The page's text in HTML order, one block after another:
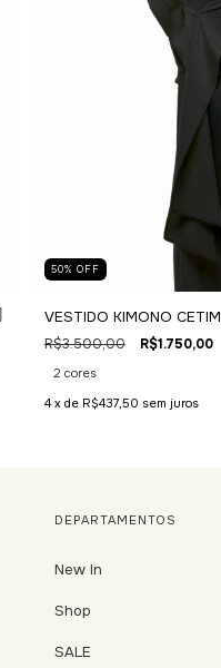
50% OFF
VESTIDO KIMONO CETIM
R$3.500,00 R$1.750,00
2 cores
4 x de R$437,50 sem juros
DEPARTAMENTOS
New In
Shop
SALE